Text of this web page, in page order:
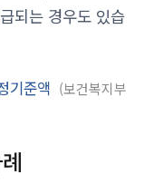
되는 경우도 있습
기준액
보건복지부